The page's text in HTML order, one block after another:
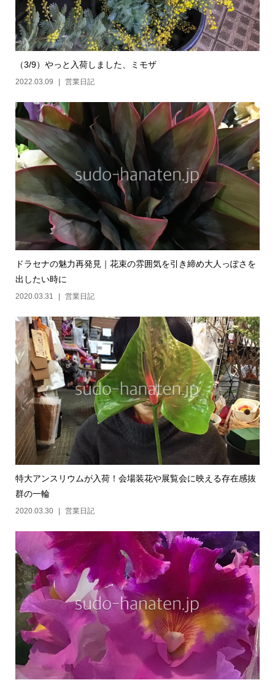
（3/9）やっと入荷しました、ミモザ
2022.03.09 営業日記
ドラセナの魅力再発見｜花束の雰囲気を引き締め大人っぽさを
出したい時に
2020.03.31 営業日記
特大アンスリウムが入荷！会場装花や展覧会に映える存在感抜
群の一輪
2020.03.30 営業日記